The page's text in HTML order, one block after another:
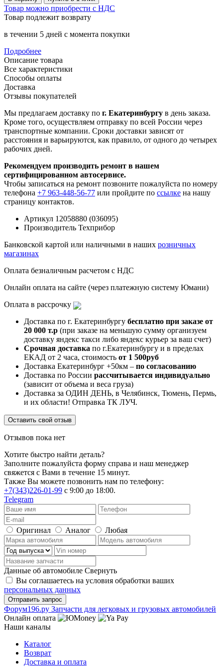
Товар можно приобрести с НДС
Товар подлежит возврату
в течении 5 дней с момента покупки
Подробнее
Описание товара
Все характеристики
Способы оплаты
Доставка
Отзывы покупателей
Мы предлагаем доставку по г. Екатеринбургу в день заказа.
Кроме того, осуществляем отправку по всей России через
транспортные компании. Сроки доставки зависят от
расстояния и варьируются, как правило, от одного до четырех
рабочих дней.
Рекомендуем производить ремонт в нашем
сертифицированном автосервисе.
Чтобы записаться на ремонт позвоните пожалуйста по номеру
телефона +7 963-448-56-77 или пройдите по ссылке на нашу
страницу контактов.
Артикул 12058880 (036095)
Производитель Техприбор
Банковской картой или наличными в наших розничных
магазинах
Оплата безналичным расчетом с НДС
Онлайн оплата на сайте (через платежную систему Юмани)
Оплата в рассрочку
Доставка по г. Екатеринбургу бесплатно при заказе от
20 000 т.р (при заказе на меньшую сумму организуем
доставку яндекс такси либо яндекс курьер за ваш счет)
Срочная доставка по г.Екатеринбургу и в пределах
ЕКАД от 2 часа, стоимость от 1 500руб
Доставка Екатеринбург +50км – по согласованию
Доставка по России рассчитывается индивидуально
(зависит от объема и веса груза)
Доставка за ОДИН ДЕНЬ, в Челябинск, Тюмень, Пермь,
и их области! Отправка ТК ЛУЧ.
Оставить свой отзыв
Отзывов пока нет
Хотите быстро найти деталь?
Заполните пожалуйста форму справа и наш менеджер
свяжется с Вами в течение 15 минут.
Также Вы можете позвонить нам по телефону:
+7(343)226-01-99 с 9:00 до 18:00.
Telegram
Оригинал Аналог Любая
Данные об автомобиле Свернуть
Вы соглашаетесь на условия обработки ваших
персональных данных
Фoрум196.ру Запчасти для легковых и грузовых автомобилей
Онлайн оплата
Наши каналы
Каталог
Возврат
Доставка и оплата